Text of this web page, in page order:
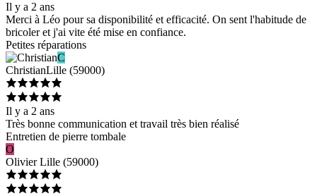
Il y a 2 ans
Merci à Léo pour sa disponibilité et efficacité. On sent l'habitude de
bricoler et j'ai vite été mise en confiance.
Petites réparations
C
ChristianLille (59000)
Il y a 2 ans
Très bonne communication et travail très bien réalisé
Entretien de pierre tombale
O
OlivierLille (59000)